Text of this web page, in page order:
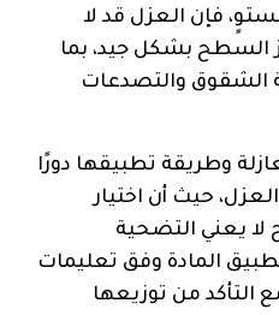
فإن العزل قد لا
السطح بشكل جيد، بما
الشقوق والتصدعات
وطريقة تطبيقها دورًا
حيث أن اختيار
يعني التضحية
المادة وفق تعليمات
التأكد من توزيعها